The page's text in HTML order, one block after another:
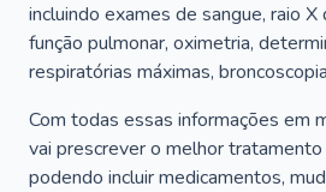
incluindo exames de sangue, raio
função pulmonar, oximetria,
respiratórias máximas,
Com todas essas informações em
vai prescrever o melhor tratamento
podendo incluir medicamentos,